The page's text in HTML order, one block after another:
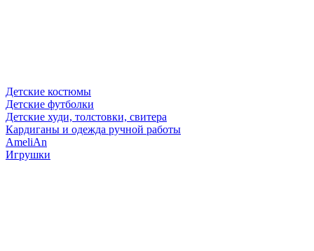
Детские костюмы
Детские футболки
Детские худи, толстовки, свитера
Кардиганы и одежда ручной работы
AmeliAn
Игрушки